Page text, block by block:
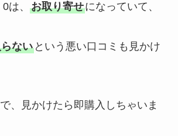
は、 お取り寄せになっていて、
ないという悪い口コミも見かけ
、見かけたら即購入しちゃいま